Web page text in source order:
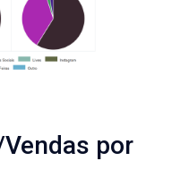
por